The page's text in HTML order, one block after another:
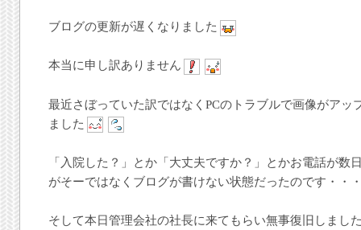
ブログの更新が遅くなりました
本当に申し訳ありません
最近さぼっていた訳ではなくPCのトラブルで画像がアッ
ました
「入院した？」とか「大丈夫ですか？」とかお電話が数
がそーではなくブログが書けない状態だったのです・・
そして本日管理会社の社長に来てもらい無事復旧しまし